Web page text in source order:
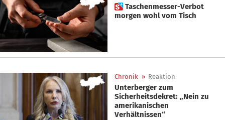
 Taschenmesser-Verbot
morgen wohl vom Tisch
Chronik » Reaktion
Unterberger zum
Sicherheitsdekret: „Nein zu
amerikanischen
Verhältnissen“